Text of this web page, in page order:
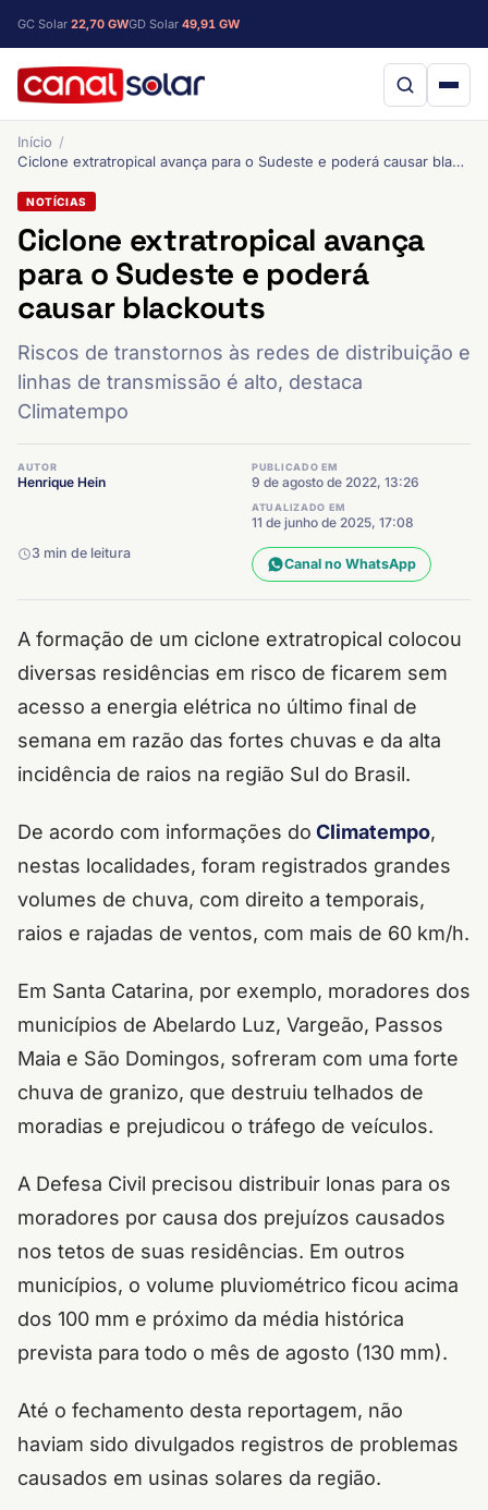
GC Solar 22,70 GWGD Solar 49,91 GW
Início
Ciclone extratropical avança para o Sudeste e poderá causar blackouts
NOTÍCIAS
Ciclone extratropical avança
para o Sudeste e poderá
causar blackouts
Riscos de transtornos às redes de distribuição e
linhas de transmissão é alto, destaca
Climatempo
AUTOR
Henrique Hein
PUBLICADO EM
9 de agosto de 2022, 13:26
ATUALIZADO EM
11 de junho de 2025, 17:08
3 min de leitura
Canal no WhatsApp
A formação de um ciclone extratropical colocou
diversas residências em risco de ficarem sem
acesso a energia elétrica no último final de
semana em razão das fortes chuvas e da alta
incidência de raios na região Sul do Brasil.
De acordo com informações do Climatempo,
nestas localidades, foram registrados grandes
volumes de chuva, com direito a temporais,
raios e rajadas de ventos, com mais de 60 km/h.
Em Santa Catarina, por exemplo, moradores dos
municípios de Abelardo Luz, Vargeão, Passos
Maia e São Domingos, sofreram com uma forte
chuva de granizo, que destruiu telhados de
moradias e prejudicou o tráfego de veículos.
A Defesa Civil precisou distribuir lonas para os
moradores por causa dos prejuízos causados
nos tetos de suas residências. Em outros
municípios, o volume pluviométrico ficou acima
dos 100 mm e próximo da média histórica
prevista para todo o mês de agosto (130 mm).
Até o fechamento desta reportagem, não
haviam sido divulgados registros de problemas
causados em usinas solares da região.